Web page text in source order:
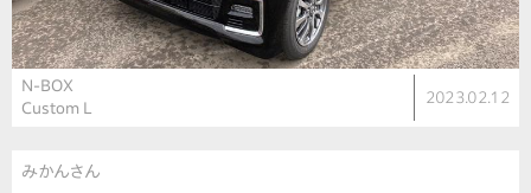
N-BOX
Custom L
2023.02.12
みかんさん